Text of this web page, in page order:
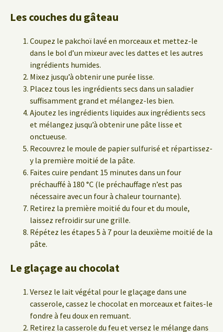
Les couches du gâteau
Coupez le pakchoï lavé en morceaux et mettez-le
dans le bol d’un mixeur avec les dattes et les autres
ingrédients humides.
Mixez jusqu’à obtenir une purée lisse.
Placez tous les ingrédients secs dans un saladier
suffisamment grand et mélangez-les bien.
Ajoutez les ingrédients liquides aux ingrédients secs
et mélangez jusqu’à obtenir une pâte lisse et
onctueuse.
Recouvrez le moule de papier sulfurisé et répartissez-
y la première moitié de la pâte.
Faites cuire pendant 15 minutes dans un four
préchauffé à 180 °C (le préchauffage n’est pas
nécessaire avec un four à chaleur tournante).
Retirez la première moitié du four et du moule,
laissez refroidir sur une grille.
Répétez les étapes 5 à 7 pour la deuxième moitié de la
pâte.
Le glaçage au chocolat
Versez le lait végétal pour le glaçage dans une
casserole, cassez le chocolat en morceaux et faites-le
fondre à feu doux en remuant.
Retirez la casserole du feu et versez le mélange dans